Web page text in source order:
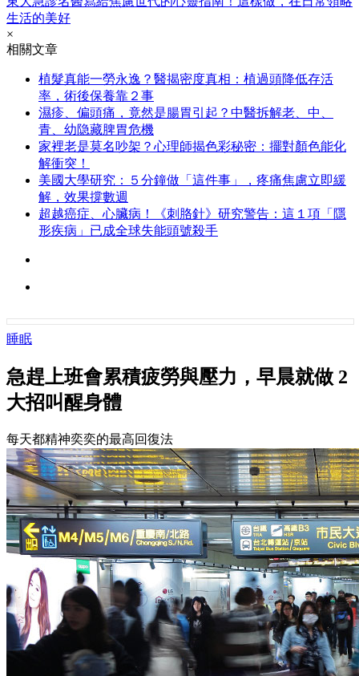
生活的美好
×
相關文章
植髮真能一勞永逸？醫揭密度真相：植過頭降低存活
率，術後保養靠２事
濕疹、偏頭痛，竟然是腸胃引起？中醫拆解老、中、
青、幼隐藏脾胃危機
家裡老是莫名吵架？心理師揭色彩秘密：擺對顏色能化
解衝突！
美國大學研究：５分鐘做「這件事」，疼痛焦慮立即緩
解，效果撐數週
超越癌症、心臟病！《刺胳針》研究警告：這１項「隱
形疾病」已成全球失能頭號殺手
睡眠
急趕上班會累積疲勞與壓力，早晨就做 2
大招叫醒身體
每天都精神奕奕的最高回復法